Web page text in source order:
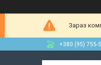
Зараз
+380 (95) 755-